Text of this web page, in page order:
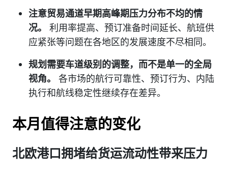
注意贸易通道早期高峰期压力分布不均的情
况。
利用率提高、预订准备时间延长、航班供
应紧张等问题在各地区的发展速度不尽相同。
规划需要车道级别的调整，而不是单一的全局
视角。 各市场的航行可靠性、预订行为、内陆
执行和航线稳定性继续存在差异。
本月值得注意的变化
北欧港口拥堵给货运流动性带来压力